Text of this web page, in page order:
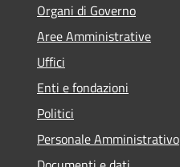
Organi di Governo
Aree Amministrative
Uffici
Enti e fondazioni
Politici
Personale Amministrativo